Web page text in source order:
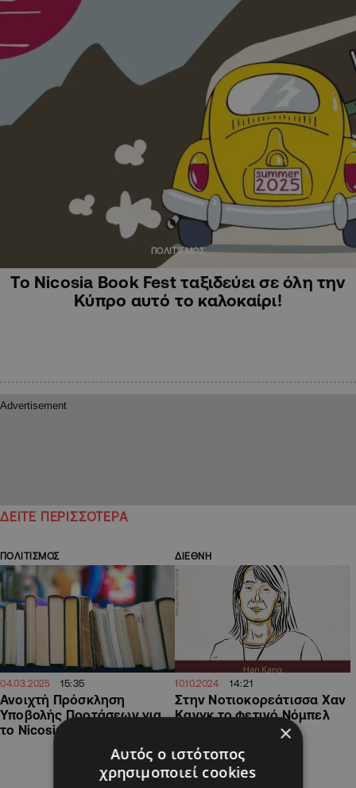
ΠΟΛΙΤΙΣΜΟΣ
Το Nicosia Book Fest ταξιδεύει σε όλη την
Κύπρο αυτό το καλοκαίρι!
ΔΕΙΤΕ ΠΕΡΙΣΣΟΤΕΡΑ
ΠΟΛΙΤΙΣΜΟΣ
04.03.2025 15:35
Ανοιχτή Πρόσκληση
Υποβολής Προτάσεων για
το Nicosia Book Fest 2025
ΔΙΕΘΝΗ
10.10.2024 14:21
Στην Νοτιοκορεάτισσα Χαν
Κανγκ το φετινό Νόμπελ
×
Αυτός ο ιστότοπος
χρησιμοποιεί cookies